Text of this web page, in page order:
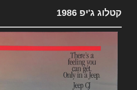
קטלוג ג'יפ 1986